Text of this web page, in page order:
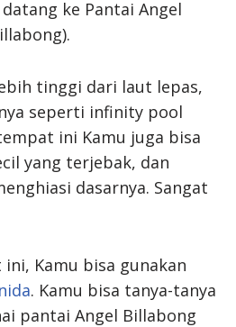
ke Pantai Angel
tinggi dari laut lepas,
seperti infinity pool
ini Kamu juga bisa
yang terjebak, dan
dasarnya. Sangat
Kamu bisa gunakan
. Kamu bisa tanya-tanya
pantai Angel Billabong